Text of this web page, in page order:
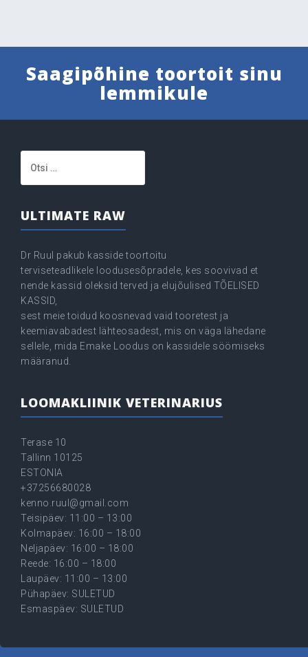
Saagipõhine toortoit sinu
lemmikule
ULTIMATE RAW
Dr Ruul pakub kasside toortoitu
terviseteadlikele loodusesõpradele, kes soovivad et
nende kassid oleksid terved ja elujõulised TÕELISED
KASSID,
sest meie toidud koosnevad vaid tooretest ja
keemiavabadest lähteosadest, mis on väga lähedane
sellele, mida Emake Loodus on kassidele söömiseks
määranud.
LOOMAKLIINIK VETERINARIUS
Terase 10
Tallinn 10125
ESTONIA
+37256680028
kenno.ruul@gmail.com
Teisipäev: 11:00 – 13:00
Kolmapäev: 16:00 – 18:00
Neljapäev: 16:00 – 18:00
Reede: 16:00 – 18:00
Laupäev: 11:00 – 13:00
Pühapäev: SULETUD
Esmaspäev: SULETUD